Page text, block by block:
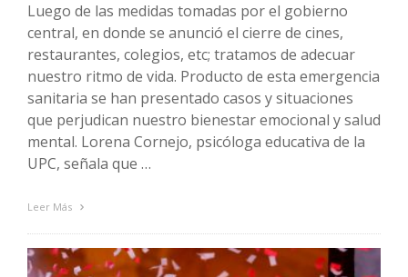
Luego de las medidas tomadas por el gobierno
central, en donde se anunció el cierre de cines,
restaurantes, colegios, etc; tratamos de adecuar
nuestro ritmo de vida. Producto de esta emergencia
sanitaria se han presentado casos y situaciones
que perjudican nuestro bienestar emocional y salud
mental. Lorena Cornejo, psicóloga educativa de la
UPC, señala que …
Leer Más